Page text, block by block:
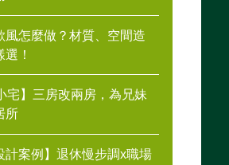
風怎麼做？材質、空間造
！
宅】三房改兩房，為兄妹
所
計案例】退休慢步調x職場